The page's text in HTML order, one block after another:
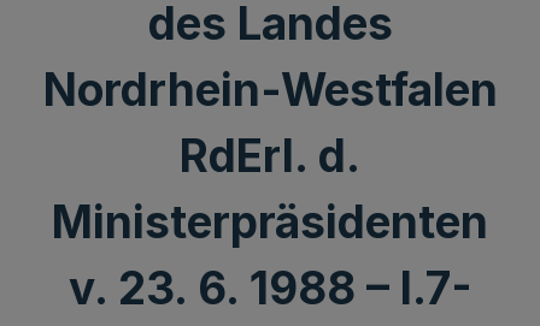
des Landes
Nordrhein-Westfalen
RdErl. d.
Ministerpräsidenten
v. 23. 6. 1988 – I.7-